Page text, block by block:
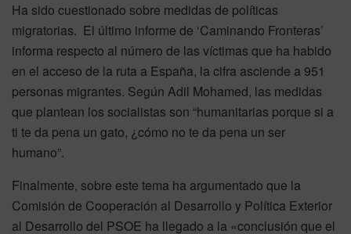
Ha sido cuestionado sobre medidas de políticas
migratorias. El último informe de ‘Caminando Fronteras’
informa respecto al número de las víctimas que ha habido
en el acceso de la ruta a España, la cifra asciende a 951
personas migrantes. Según Adil Mohamed, las medidas
que plantean los socialistas son “humanitarias porque si a
ti te da pena un gato, ¿cómo no te da pena un ser
humano”.
Finalmente, sobre este tema ha argumentado que la
Comisión de Cooperación al Desarrollo y Política Exterior
al Desarrollo del PSOE ha llegado a la «conclusión que el